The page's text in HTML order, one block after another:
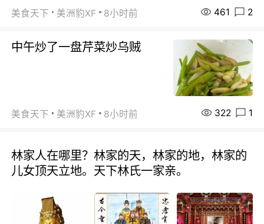
美食天下 美洲豹XF 8小时前 461 2
中午炒了一盘芹菜炒乌贼
美食天下 美洲豹XF 8小时前 322 1
林家人在哪里？林家的天，林家的地，林家的
儿女顶天立地。天下林氏一家亲。